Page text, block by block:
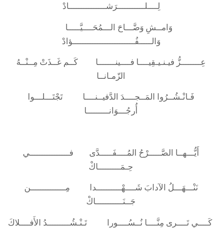
لِــــلـــــــــــرَشـــــــــــــــادْ
وَامــشِ وَضَّـــاحَ الـــمُحَــــيَّـــــا
وَالـــــفُـــــــــــــــــــــــــؤادْ
عِــــــــزُّ فيـنـيـقِيــــا فــــينـــــــا كَــم غَــذَتْ مِــنْــهُ
الزّمـانــا
فَـانْـشُــرُوا المَــجــــدَ الدَّفيــنــــا تَجْتَـــلـــوا
أُرجُـــوَانـــــــــا
أَيُّـــهــا الصَّـــــرْحُ المُــــفَـــــدَّى فــــــــــــــــي
حِـمَـــــــــاكْ
نَنْـــهَـــلُ الآدابَ شَــــهْــــــــــدا مِــــــــــــــن
جَــنَـــــــــــاكْ
كَــــي تَــــرى مِنَّــــا نُــسُــــورا تَـنْـشُـــــــــدُ الأَفــــلاكَ